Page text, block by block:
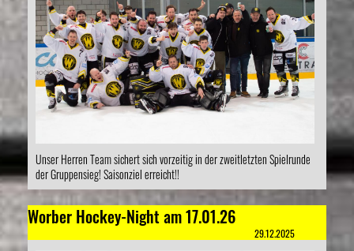
Unser Herren Team sichert sich vorzeitig in der zweitletzten Spielrunde
der Gruppensieg! Saisonziel erreicht!!
Worber Hockey-Night am 17.01.26
29.12.2025